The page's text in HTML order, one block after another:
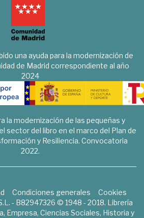
una ayuda para la modernización de
de Madrid correspondiente al año
2024
la modernización de las pequeñas y
sector del libro en el marco del Plan de
y Resiliencia. Convocatoria
2022.
Condiciones generales
Cookies
- B82947326 © 1948 - 2018. Librería
Empresa, Ciencias Sociales, Historia y